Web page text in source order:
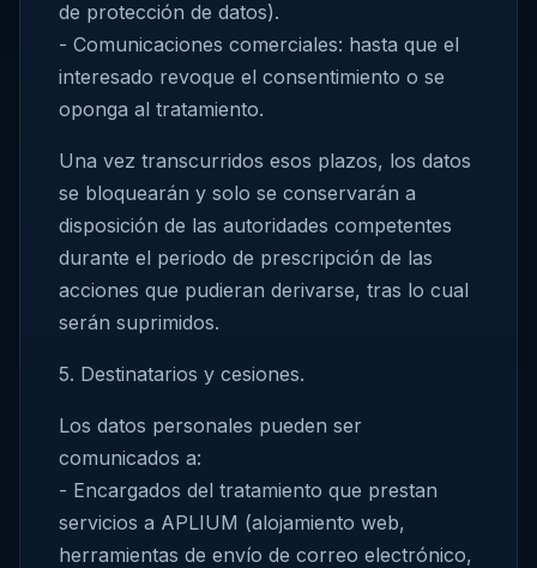
de protección de datos).
- Comunicaciones comerciales: hasta que el
interesado revoque el consentimiento o se
oponga al tratamiento.
Una vez transcurridos esos plazos, los datos
se bloquearán y solo se conservarán a
disposición de las autoridades competentes
durante el periodo de prescripción de las
acciones que pudieran derivarse, tras lo cual
serán suprimidos.
5. Destinatarios y cesiones.
Los datos personales pueden ser
comunicados a:
- Encargados del tratamiento que prestan
servicios a APLIUM (alojamiento web,
herramientas de envío de correo electrónico,